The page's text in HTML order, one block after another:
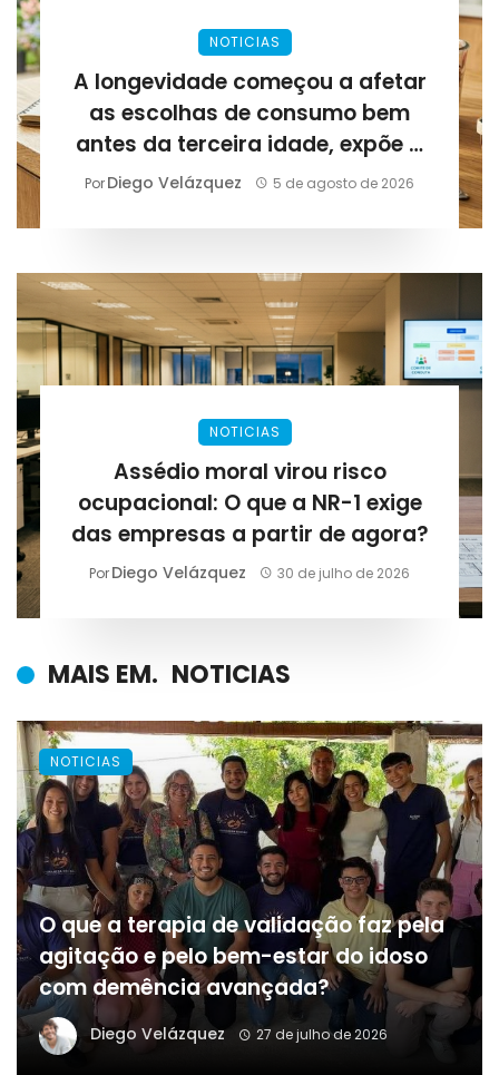
NOTICIAS
A longevidade começou a afetar
as escolhas de consumo bem
antes da terceira idade, expõe a
Lirius Suplementos
PorDiego Velázquez 5 de agosto de 2026
NOTICIAS
Assédio moral virou risco
ocupacional: O que a NR-1 exige
das empresas a partir de agora?
PorDiego Velázquez 30 de julho de 2026
MAIS EM. NOTICIAS
O que a terapia de validação faz pela
agitação e pelo bem-estar do idoso
com demência avançada?
Diego Velázquez 27 de julho de 2026
NOTICIAS